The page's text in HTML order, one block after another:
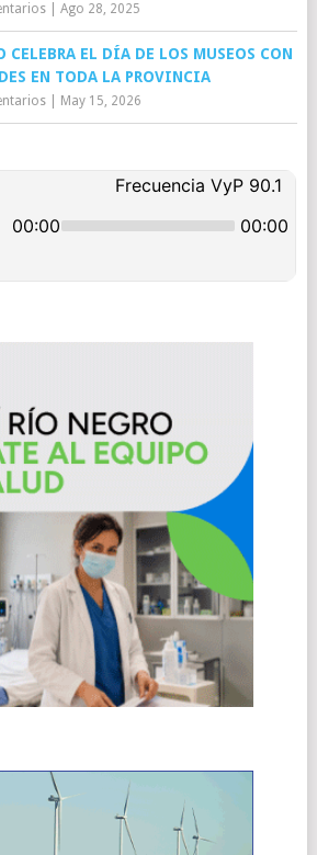
| Ago 28, 2025
CELEBRA EL DÍA DE LOS MUSEOS CON
EN TODA LA PROVINCIA
| May 15, 2026